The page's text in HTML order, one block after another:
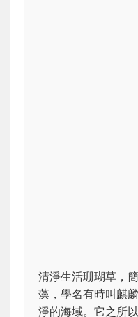
清淨生活珊瑚草，
藻，學名有時叫麒
淨的海域。它之所